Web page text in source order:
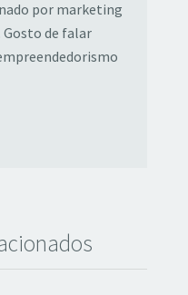
por marketing
de falar